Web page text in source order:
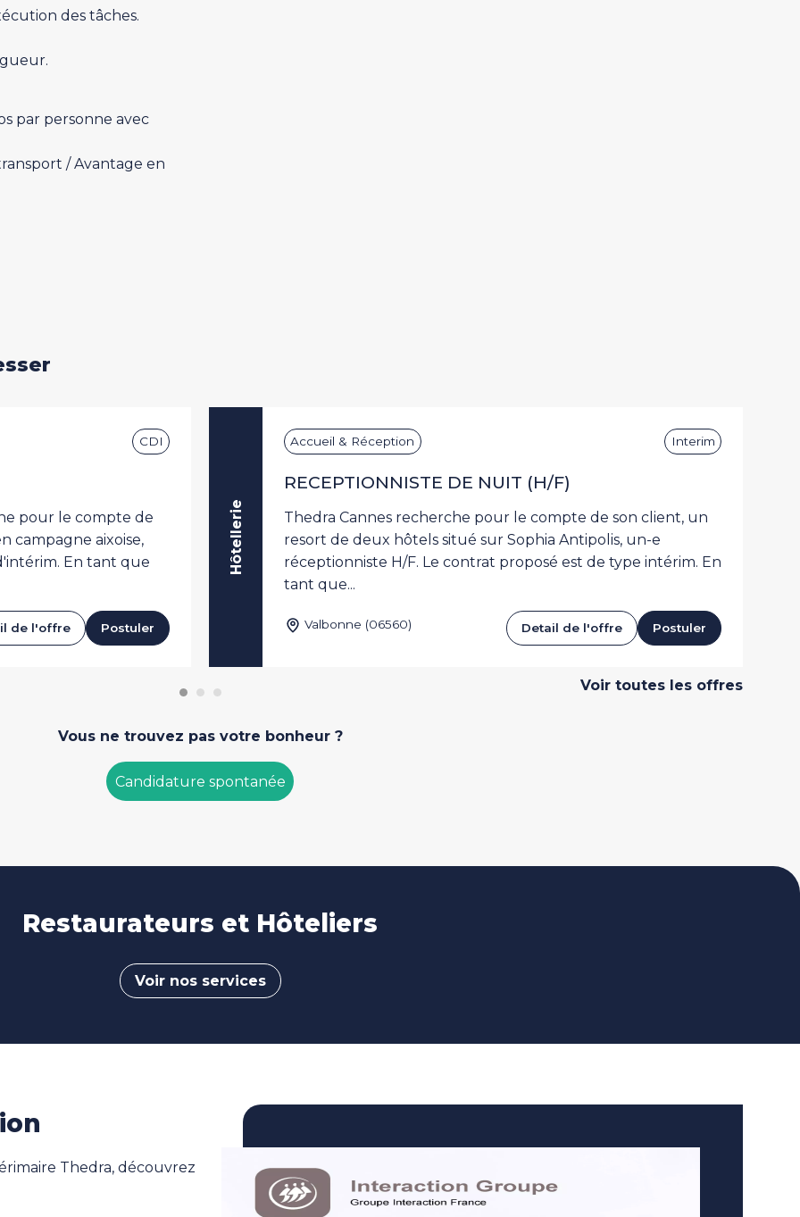
des tâches.
par personne avec
/ Avantage en
CDI
pour le compte de
campagne aixoise,
En tant que
de l'offre Postuler
Hôtellerie
Accueil & Réception Interim
RECEPTIONNISTE DE NUIT (H/F)
Thedra Cannes recherche pour le compte de son client, un
resort de deux hôtels situé sur Sophia Antipolis, un-e
réceptionniste H/F. Le contrat proposé est de type intérim. En
tant que...
Valbonne (06560) Detail de l'offre Postuler
Voir toutes les offres
Vous ne trouvez pas votre bonheur ?
Candidature spontanée
Restaurateurs et Hôteliers
Voir nos services
Thedra, découvrez